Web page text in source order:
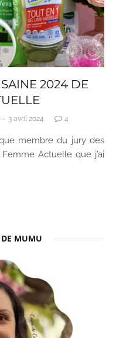
2024 DE
3 avril 2024 4
membre du jury des
Actuelle que j’ai
DE MUMU